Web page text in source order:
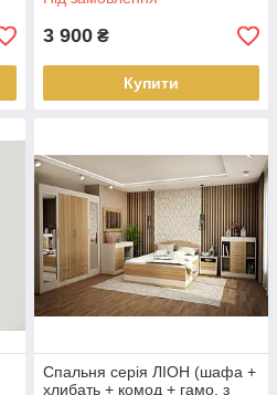
3 900 ₴
Купити
Спальня серія ЛІОН (шафа +
хлибать + комод + гамо, з